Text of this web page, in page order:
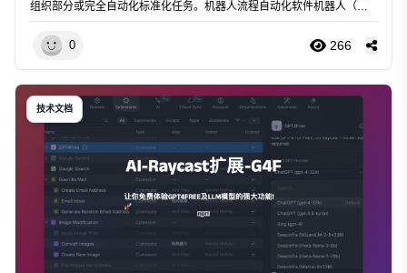
组织部分或完全自动化标准化任务。机器人流程自动化软件机器人（简
称“机器人”）可以模仿人类执行诸如数据输入、交易处理、响应触发以及
与其
0 266
技术文档